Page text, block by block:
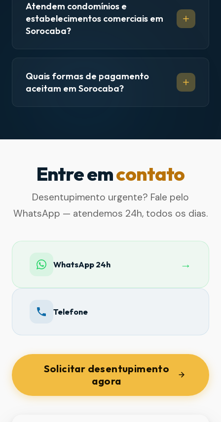
Atendem condomínios e
estabelecimentos comerciais em
Sorocaba?
Quais formas de pagamento
aceitam em Sorocaba?
Entre emcontato
Desentupimento urgente? Fale pelo
WhatsApp — atendemos 24h, todos os dias.
WhatsApp 24h →
Telefone
Solicitar desentupimento
agora